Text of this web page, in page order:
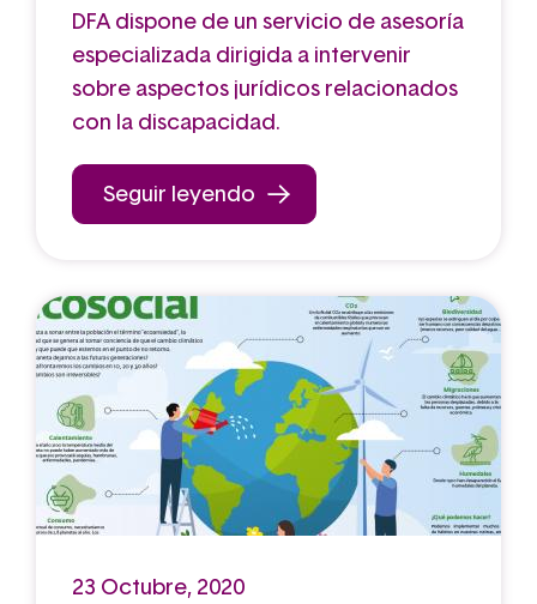
DFA dispone de un servicio de asesoría
especializada dirigida a intervenir
sobre aspectos jurídicos relacionados
con la discapacidad.
Seguir leyendo
23 Octubre, 2020